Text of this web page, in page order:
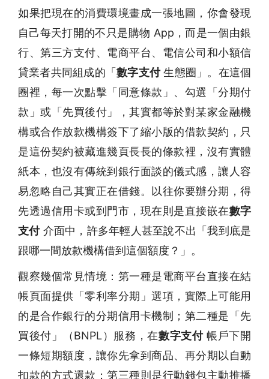
如果把現在的消費環境畫成一張地圖，你會發現
自己每天打開的不只是購物 App，而是一個由銀
行、第三方支付、電商平台、電信公司和小額信
貸業者共同組成的「數字支付生態圈」。在這個
圈裡，每一次點擊「同意條款」、勾選「分期付
款」或「先買後付」，其實都等於對某家金融機
構或合作放款機構簽下了縮小版的借款契約，只
是這份契約被藏進幾頁長長的條款裡，沒有實體
紙本，也沒有傳統到銀行面談的儀式感，讓人容
易忽略自己其實正在借錢。以往你要辦分期，得
先透過信用卡或到門市，現在則是直接嵌在數字
支付介面中，許多年輕人甚至說不出「我到底是
跟哪一間放款機構借到這個額度？」。
觀察幾個常見情境：第一種是電商平台直接在結
帳頁面提供「零利率分期」選項，實際上可能用
的是合作銀行的分期信用卡機制；第二種是「先
買後付」（BNPL）服務，在數字支付帳戶下開
一條短期額度，讓你先拿到商品、再分期以自動
扣款的方式還款；第三種則是行動錢包主動推播